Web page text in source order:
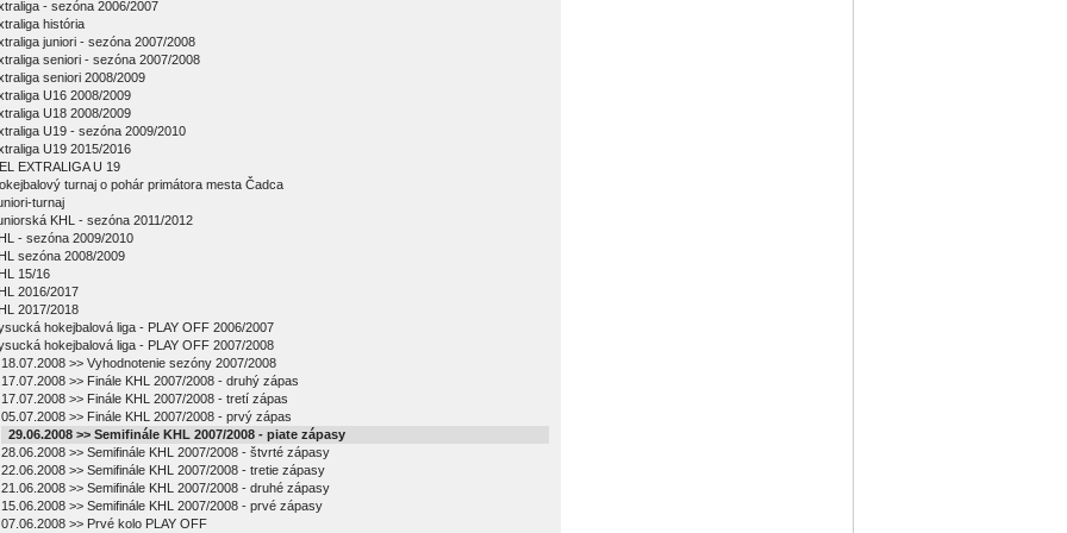
- sezóna 2006/2007
história
juniori - sezóna 2007/2008
seniori - sezóna 2007/2008
seniori 2008/2009
U16 2008/2009
U18 2008/2009
U19 - sezóna 2009/2010
U19 2015/2016
EXTRALIGA U 19
turnaj o pohár primátora mesta Čadca
turnaj
KHL - sezóna 2011/2012
- sezóna 2009/2010
sezóna 2008/2009
15/16
2016/2017
2017/2018
hokejbalová liga - PLAY OFF 2006/2007
hokejbalová liga - PLAY OFF 2007/2008
18.07.2008 >> Vyhodnotenie sezóny 2007/2008
17.07.2008 >> Finále KHL 2007/2008 - druhý zápas
17.07.2008 >> Finále KHL 2007/2008 - tretí zápas
05.07.2008 >> Finále KHL 2007/2008 - prvý zápas
29.06.2008 >> Semifinále KHL 2007/2008 - piate zápasy
28.06.2008 >> Semifinále KHL 2007/2008 - štvrté zápasy
22.06.2008 >> Semifinále KHL 2007/2008 - tretie zápasy
21.06.2008 >> Semifinále KHL 2007/2008 - druhé zápasy
15.06.2008 >> Semifinále KHL 2007/2008 - prvé zápasy
07.06.2008 >> Prvé kolo PLAY OFF